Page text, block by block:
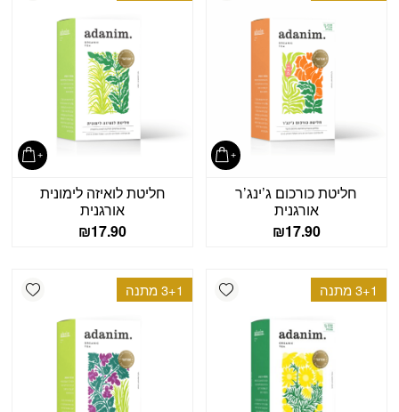
חליטת כורכום ג’ינג’ר
אורגנית
₪17.90
חליטת לואיזה לימונית
אורגנית
₪17.90
Add wishlist 3+1 מתנה 3+1 מתנה